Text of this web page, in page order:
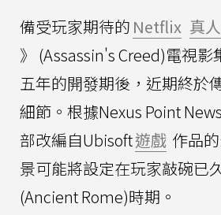
備受玩家期待的 Netflix 真人
》 (Assassin's Creed)電視
五年的開發期後，近期終於
細節。根據Nexus Point
部改編自Ubisoft遊戲 作品
景可能將設定在玩家敲碗已
(Ancient Rome)時期。